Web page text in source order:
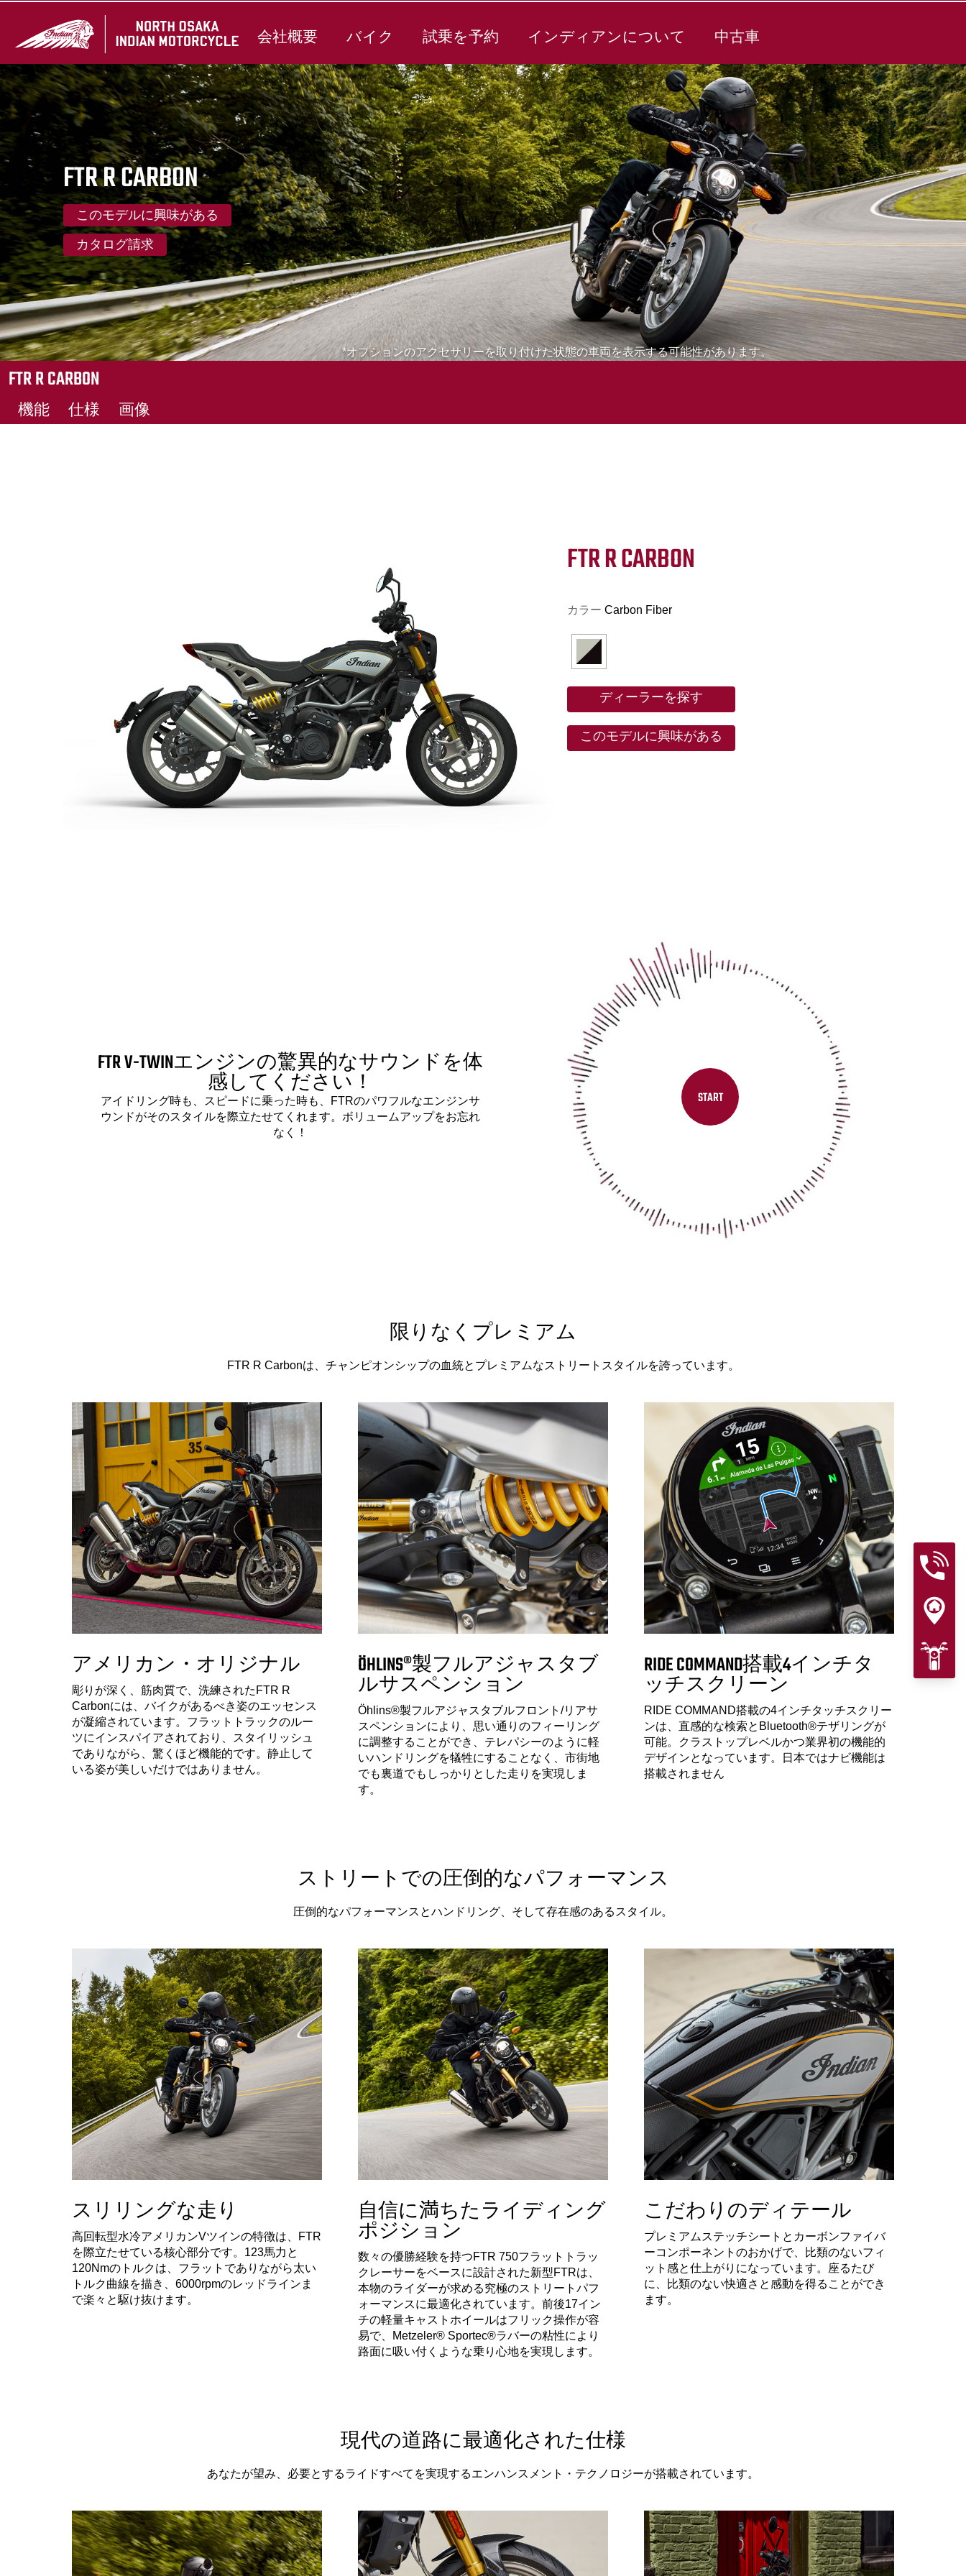
会社概要 バイク 試乗を予約 インディアンについて 中古車
*オプションのアクセサリーを取り付けた状態の車両を表示する可能性があります。
FTR R CARBON
このモデルに興味がある
カタログ請求
FTR R CARBON
機能 仕様 画像
FTR R CARBON
カラー Carbon Fiber
ディーラーを探す
このモデルに興味がある
FTR V-TWINエンジンの驚異的なサウンドを体
感してください！
アイドリング時も、スピードに乗った時も、FTRのパワフルなエンジンサ
ウンドがそのスタイルを際立たせてくれます。ボリュームアップをお忘れ
なく！
START
限りなくプレミアム
FTR R Carbonは、チャンピオンシップの血統とプレミアムなストリートスタイルを誇っています。
アメリカン・オリジナル
彫りが深く、筋肉質で、洗練されたFTR R
Carbonには、バイクがあるべき姿のエッセンス
が凝縮されています。フラットトラックのルー
ツにインスパイアされており、スタイリッシュ
でありながら、驚くほど機能的です。静止して
いる姿が美しいだけではありません。
ÖHLINS®製フルアジャスタブ
ルサスペンション
Öhlins®製フルアジャスタブルフロント/リアサ
スペンションにより、思い通りのフィーリング
に調整することができ、テレパシーのように軽
いハンドリングを犠牲にすることなく、市街地
でも裏道でもしっかりとした走りを実現しま
す。
RIDE COMMAND搭載4インチタ
ッチスクリーン
RIDE COMMAND搭載の4インチタッチスクリー
ンは、直感的な検索とBluetooth®テザリングが
可能。クラストップレベルかつ業界初の機能的
デザインとなっています。日本ではナビ機能は
搭載されません
ストリートでの圧倒的なパフォーマンス
圧倒的なパフォーマンスとハンドリング、そして存在感のあるスタイル。
スリリングな走り
高回転型水冷アメリカンVツインの特徴は、FTR
を際立たせている核心部分です。123馬力と
120Nmのトルクは、フラットでありながら太い
トルク曲線を描き、6000rpmのレッドラインま
で楽々と駆け抜けます。
自信に満ちたライディング
ポジション
数々の優勝経験を持つFTR 750フラットトラッ
クレーサーをベースに設計された新型FTRは、
本物のライダーが求める究極のストリートパフ
ォーマンスに最適化されています。前後17イン
チの軽量キャストホイールはフリック操作が容
易で、Metzeler® Sportec®ラバーの粘性により
路面に吸い付くような乗り心地を実現します。
こだわりのディテール
プレミアムステッチシートとカーボンファイバ
ーコンポーネントのおかげで、比類のないフィ
ット感と仕上がりになっています。座るたび
に、比類のない快適さと感動を得ることができ
ます。
現代の道路に最適化された仕様
あなたが望み、必要とするライドすべてを実現するエンハンスメント・テクノロジーが搭載されています。